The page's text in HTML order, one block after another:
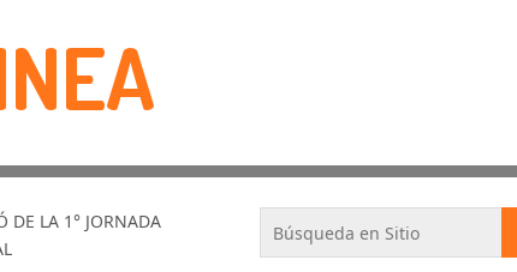
DE LA 1° JORNADA